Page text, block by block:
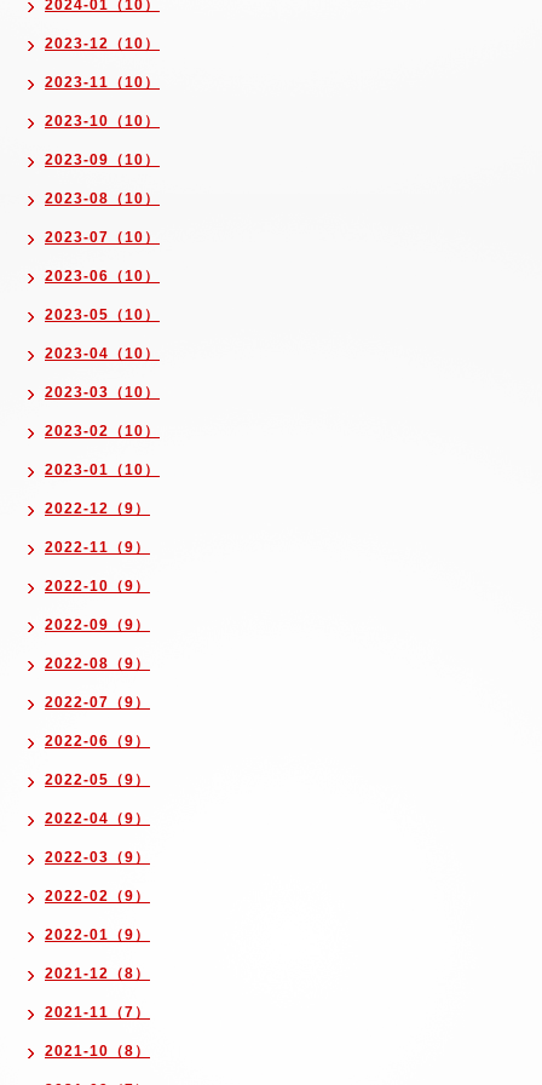
2024-01（10）
2023-12（10）
2023-11（10）
2023-10（10）
2023-09（10）
2023-08（10）
2023-07（10）
2023-06（10）
2023-05（10）
2023-04（10）
2023-03（10）
2023-02（10）
2023-01（10）
2022-12（9）
2022-11（9）
2022-10（9）
2022-09（9）
2022-08（9）
2022-07（9）
2022-06（9）
2022-05（9）
2022-04（9）
2022-03（9）
2022-02（9）
2022-01（9）
2021-12（8）
2021-11（7）
2021-10（8）